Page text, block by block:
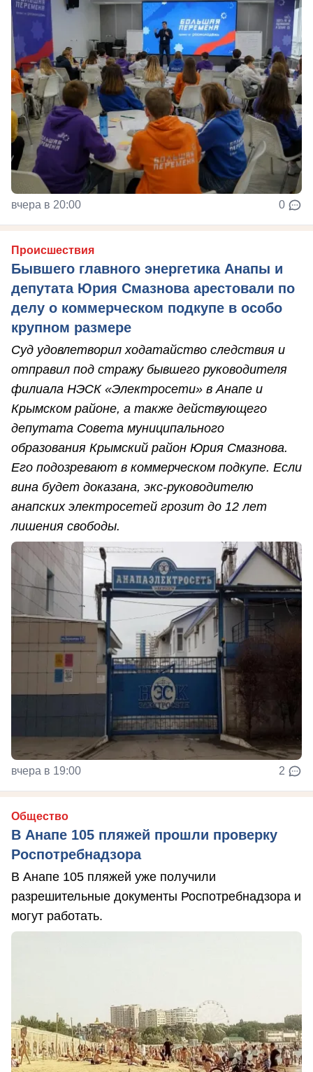
вчера в 20:00 0
Происшествия
Бывшего главного энергетика Анапы и
депутата Юрия Смазнова арестовали по
делу о коммерческом подкупе в особо
крупном размере
Суд удовлетворил ходатайство следствия и
отправил под стражу бывшего руководителя
филиала НЭСК «Электросети» в Анапе и
Крымском районе, а также действующего
депутата Совета муниципального
образования Крымский район Юрия Смазнова.
Его подозревают в коммерческом подкупе. Если
вина будет доказана, экс-руководителю
анапских электросетей грозит до 12 лет
лишения свободы.
вчера в 19:00 2
Общество
В Анапе 105 пляжей прошли проверку
Роспотребнадзора
В Анапе 105 пляжей уже получили
разрешительные документы Роспотребнадзора и
могут работать.